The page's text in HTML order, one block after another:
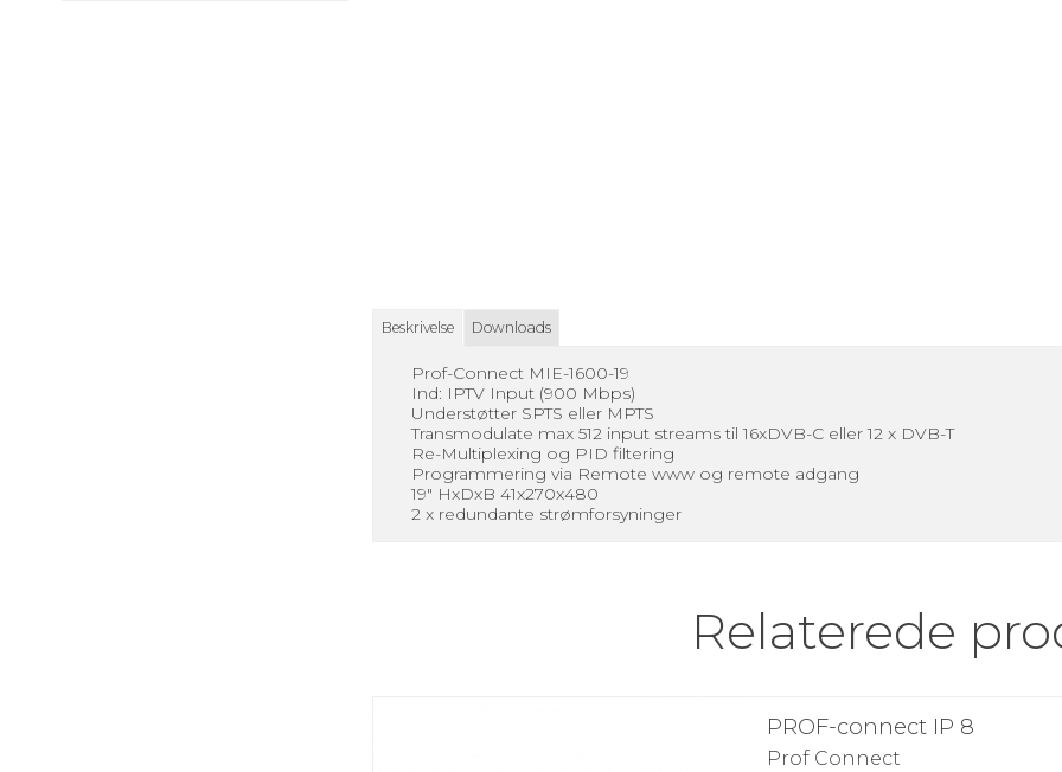
Beskrivelse Downloads
Prof-Connect MIE-1600-19
Ind: IPTV Input (900 Mbps)
Understøtter SPTS eller MPTS
Transmodulate max 512 input streams til 16xDVB-C eller 12 x DVB-T
Re-Multiplexing og PID filtering
Programmering via Remote www og remote adgang
19" HxDxB 41x270x480
2 x redundante strømforsyninger
Relaterede
PROF-connect IP 8
Prof Connect